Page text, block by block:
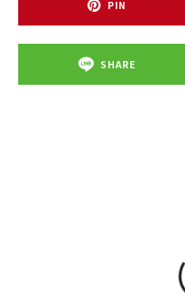
PIN
SHARE